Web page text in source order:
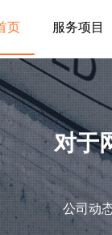
页 服务项目
对于
公司动